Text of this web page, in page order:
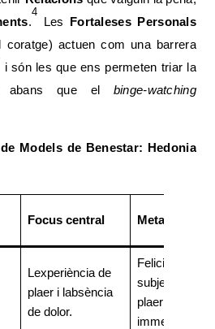
.
4
Les Fortaleses Personals
actuen com una barrera
i són les que ens permeten triar la
abans que el binge-watching
Models de Benestar: Hedonia
Focus central Meta
Lexperiència de
plaer i labsència
de dolor.
Felicitat
subjectiva i
plaer
immediat.